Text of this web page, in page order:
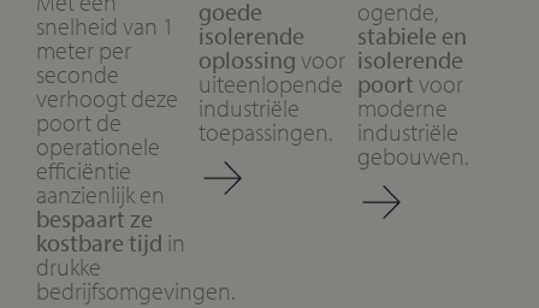
snelheid van 1
meter per
seconde
verhoogt deze
poort de
operationele
efficiëntie
aanzienlijk en
bespaart ze
kostbare tijd in
drukke
bedrijfsomgevingen.
goede
isolerende
oplossing voor
uiteenlopende
industriële
toepassingen.
ogende,
stabiele en
isolerende
poort voor
moderne
industriële
gebouwen.